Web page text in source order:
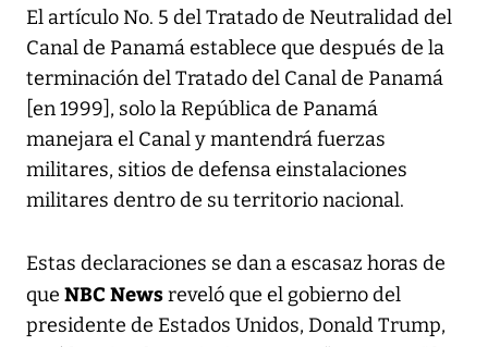
El artículo No. 5 del Tratado de Neutralidad del
Canal de Panamá establece que después de la
terminación del Tratado del Canal de Panamá
[en 1999], solo la República de Panamá
manejara el Canal y mantendrá fuerzas
militares, sitios de defensa einstalaciones
militares dentro de su territorio nacional.
Estas declaraciones se dan a escasaz horas de
que NBC Newsreveló que el gobierno del
presidente de Estados Unidos, Donald Trump,